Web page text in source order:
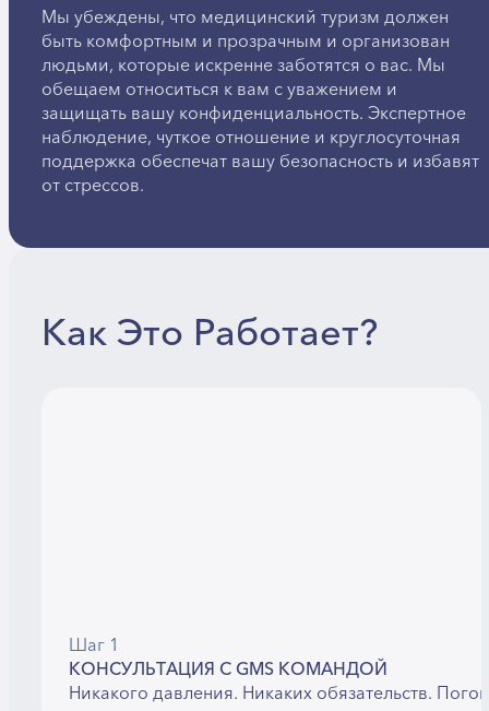
Мы убеждены, что медицинский туризм должен
быть комфортным и прозрачным и организован
людьми, которые искренне заботятся о вас. Мы
обещаем относиться к вам с уважением и
защищать вашу конфиденциальность. Экспертное
наблюдение, чуткое отношение и круглосуточная
поддержка обеспечат вашу безопасность и избавят
от стрессов.
Как Это Работает?
Шаг 1
КОНСУЛЬТАЦИЯ С GMS КОМАНДОЙ
Никакого давления. Никаких обязательств.